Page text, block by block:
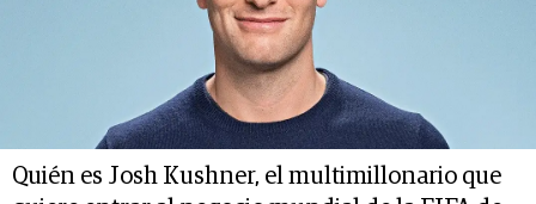
Quién es Josh Kushner, el multimillonario que